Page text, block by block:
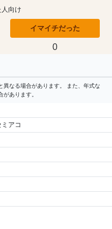
向け
イマイチだった
0
なる場合があります。 また、年式な
あります。
アコ